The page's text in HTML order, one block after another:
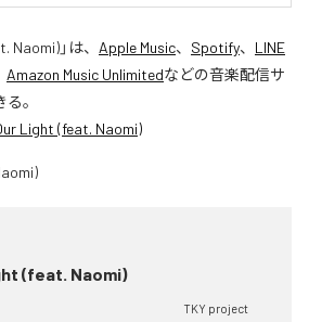
Naomi)」は、 Apple Music、 Spotify、 LINE
Amazon Music Unlimitedなどの音楽配信サ
。
Light (feat. Naomi)
(feat. Naomi)
TKY project